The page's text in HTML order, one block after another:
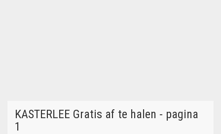
KASTERLEE Gratis af te halen - pagina
1